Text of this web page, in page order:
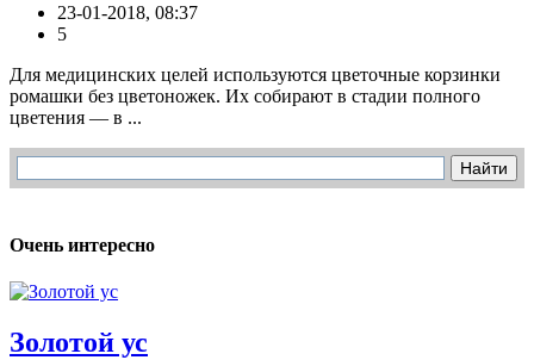
23-01-2018, 08:37
5
Для медицинских целей используются цветочные корзинки
ромашки без цветоножек. Их собирают в стадии полного
цветения — в ...
Очень интересно
Золотой ус